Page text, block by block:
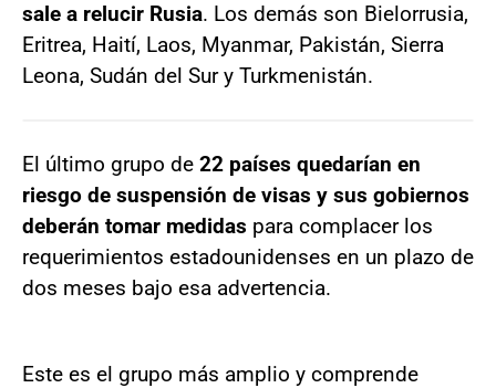
sale a relucir Rusia. Los demás son Bielorrusia,
Eritrea, Haití, Laos, Myanmar, Pakistán, Sierra
Leona, Sudán del Sur y Turkmenistán.
El último grupo de 22 países quedarían en
riesgo de suspensión de visas y sus gobiernos
deberán tomar medidas para complacer los
requerimientos estadounidenses en un plazo de
dos meses bajo esa advertencia.
Este es el grupo más amplio y comprende